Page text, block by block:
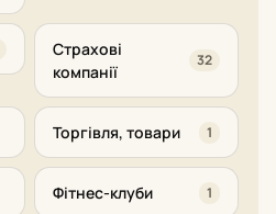
Страхові
компанії
32
Торгівля, товари 1
Фітнес-клуби 1